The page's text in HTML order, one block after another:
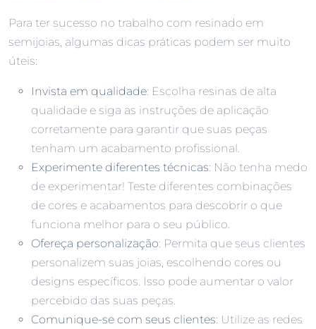
Para ter sucesso no trabalho com resinado em
semijoias, algumas dicas práticas podem ser muito
úteis:
Invista em qualidade: Escolha resinas de alta
qualidade e siga as instruções de aplicação
corretamente para garantir que suas peças
tenham um acabamento profissional.
Experimente diferentes técnicas: Não tenha medo
de experimentar! Teste diferentes combinações
de cores e acabamentos para descobrir o que
funciona melhor para o seu público.
Ofereça personalização: Permita que seus clientes
personalizem suas joias, escolhendo cores ou
designs específicos. Isso pode aumentar o valor
percebido das suas peças.
Comunique-se com seus clientes: Utilize as redes